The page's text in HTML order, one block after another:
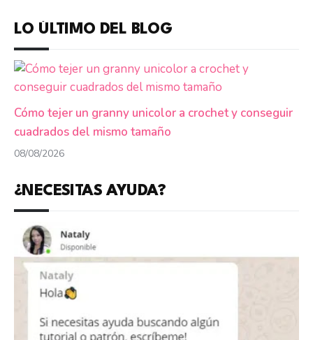
LO ÚLTIMO DEL BLOG
Cómo tejer un granny unicolor a crochet y conseguir
cuadrados del mismo tamaño
08/08/2026
¿NECESITAS AYUDA?